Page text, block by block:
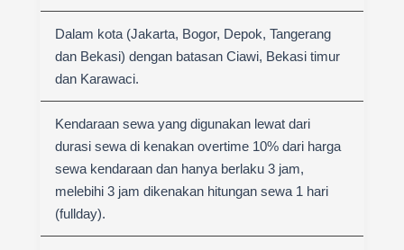
Dalam kota (Jakarta, Bogor, Depok, Tangerang
dan Bekasi) dengan batasan Ciawi, Bekasi timur
dan Karawaci.
Kendaraan sewa yang digunakan lewat dari
durasi sewa di kenakan overtime 10% dari harga
sewa kendaraan dan hanya berlaku 3 jam,
melebihi 3 jam dikenakan hitungan sewa 1 hari
(fullday).